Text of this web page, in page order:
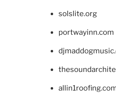
solslite.org
portwayinn.com